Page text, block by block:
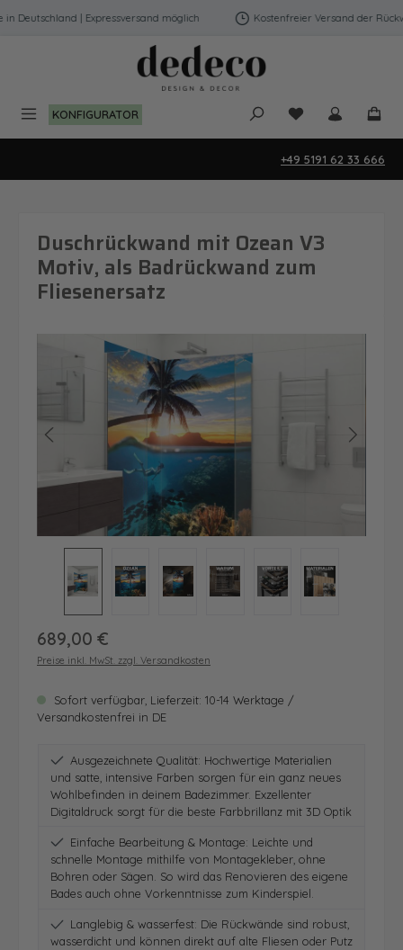
Zum Hauptinhalt springen
| Expressversand möglich Kostenfreier Versand der
KONFIGURATOR Du hast 0
+49 5191 62 33 666
Duschrückwand mit Ozean V3
Motiv, als Badrückwand zum
Fliesenersatz
Bildergalerie überspringen
Regulärer Preis:
689,00 €
Preise inkl. MwSt. zzgl. Versandkosten
Sofort verfügbar, Lieferzeit: 10-14 Werktage /
Versandkostenfrei in DE
Ausgezeichnete Qualität: Hochwertige Materialien
und satte, intensive Farben sorgen für ein ganz neues
Wohlbefinden in deinem Badezimmer. Exzellenter
Digitaldruck sorgt für die beste Farbbrillanz mit 3D Optik
Einfache Bearbeitung & Montage: Leichte und
schnelle Montage mithilfe von Montagekleber, ohne
Bohren oder Sägen. So wird das Renovieren des eigene
Bades auch ohne Vorkenntnisse zum Kinderspiel.
Langlebig & wasserfest: Die Rückwände sind robust,
wasserdicht und können direkt auf alte Fliesen oder Putz